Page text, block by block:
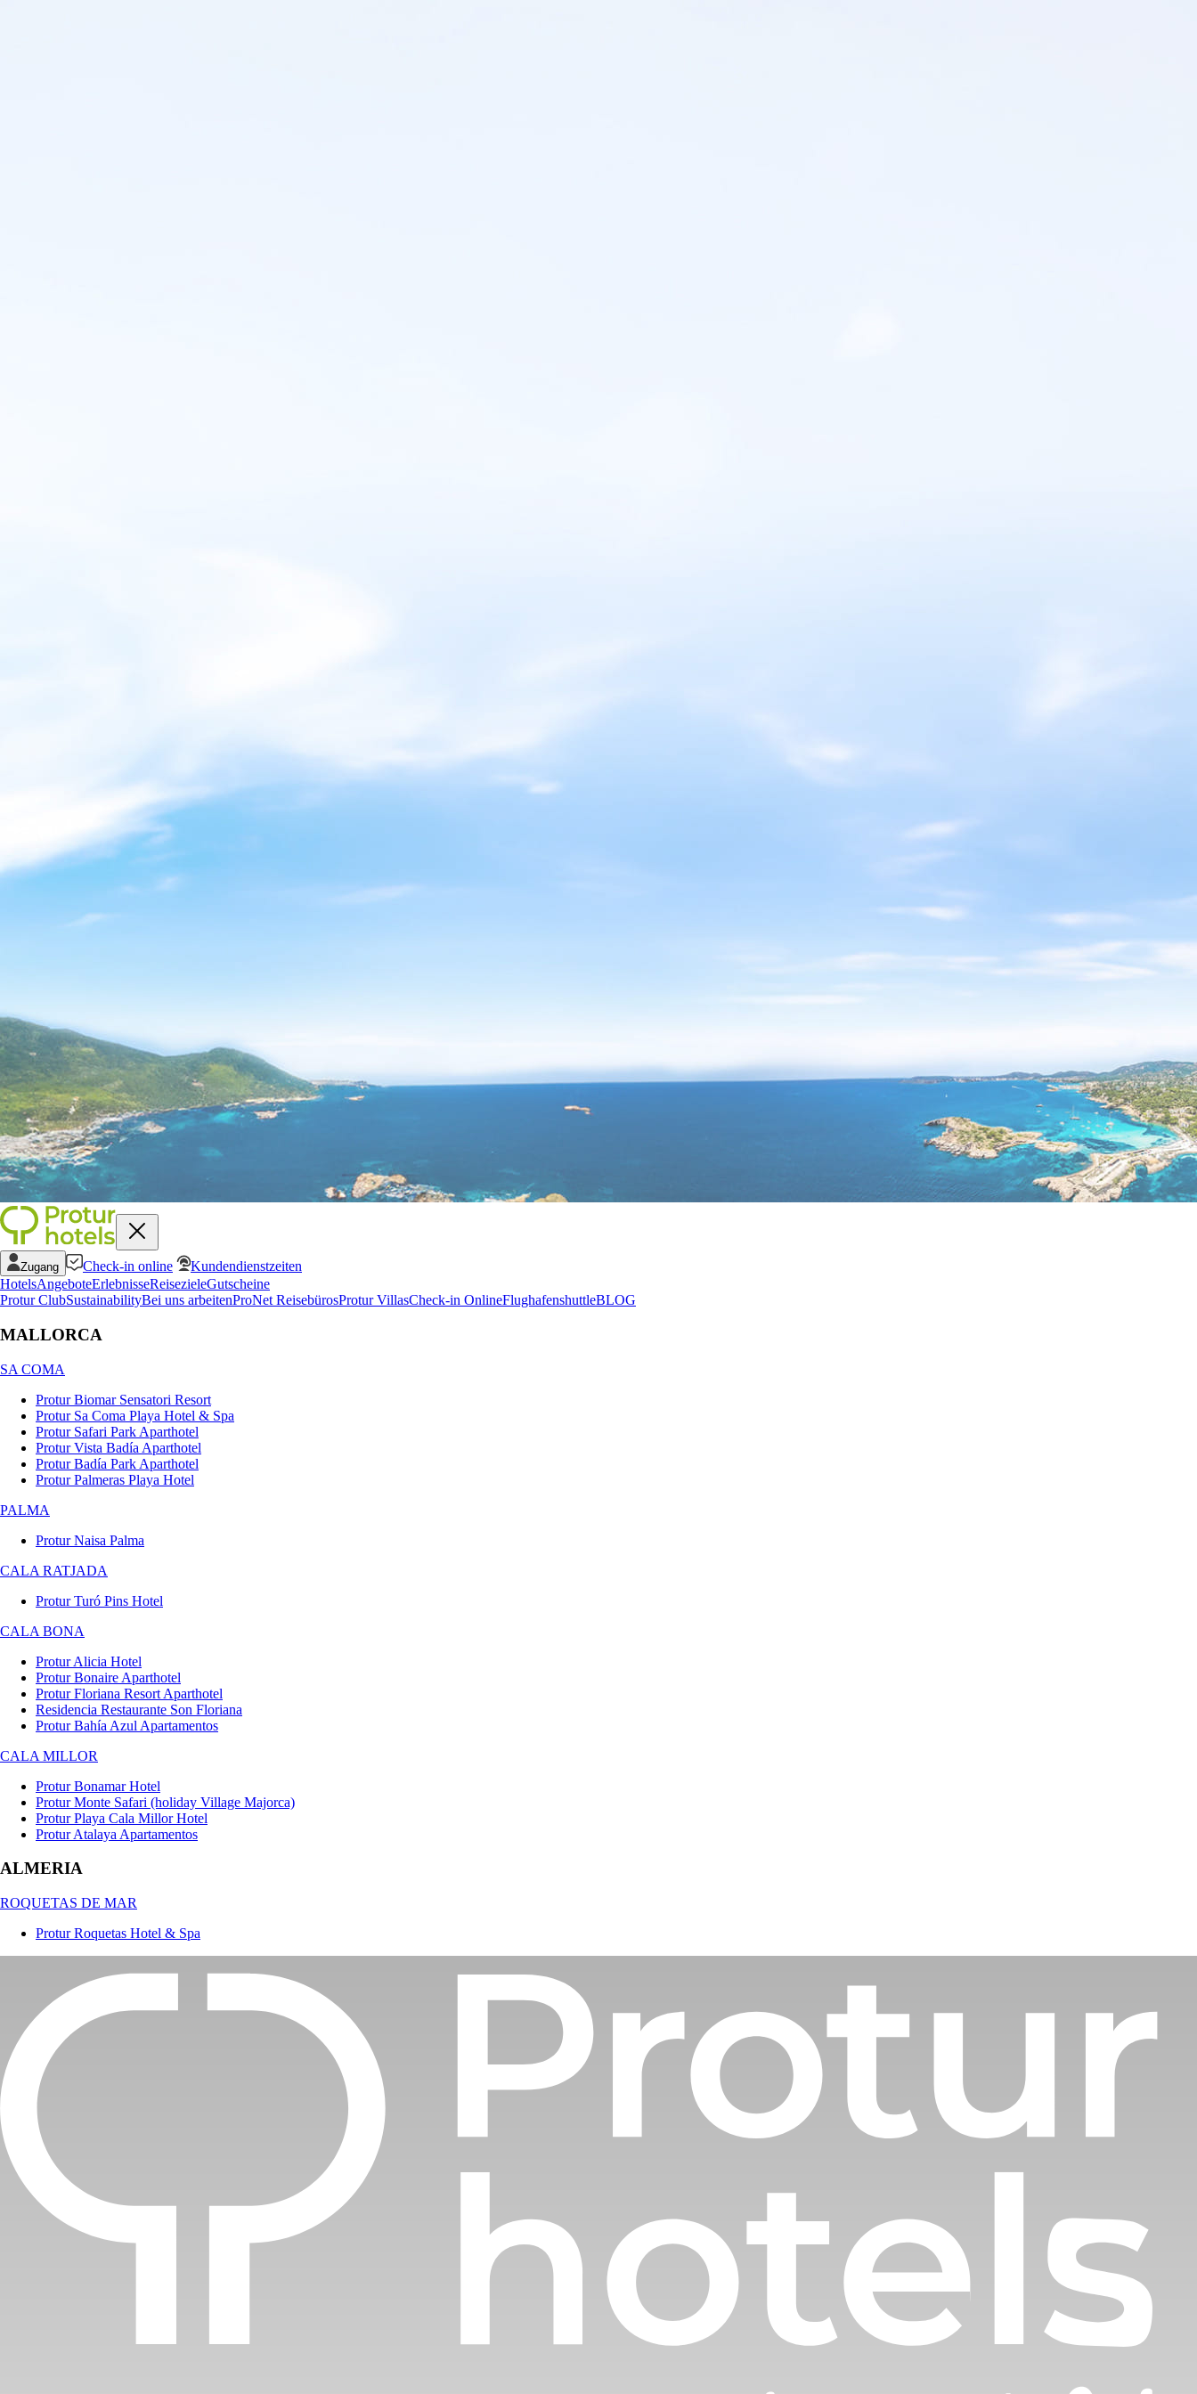
Zugang Check-in online
Kundendienstzeiten
HotelsAngeboteErlebnisseReisezieleGutscheine
Protur ClubSustainabilityBei uns arbeitenProNet ReisebürosProtur VillasCheck-in OnlineFlughafenshuttleBLOG
MALLORCA
SA COMA
Protur Biomar Sensatori Resort
Protur Sa Coma Playa Hotel & Spa
Protur Safari Park Aparthotel
Protur Vista Badía Aparthotel
Protur Badía Park Aparthotel
Protur Palmeras Playa Hotel
PALMA
Protur Naisa Palma
CALA RATJADA
Protur Turó Pins Hotel
CALA BONA
Protur Alicia Hotel
Protur Bonaire Aparthotel
Protur Floriana Resort Aparthotel
Residencia Restaurante Son Floriana
Protur Bahía Azul Apartamentos
CALA MILLOR
Protur Bonamar Hotel
Protur Monte Safari (holiday Village Majorca)
Protur Playa Cala Millor Hotel
Protur Atalaya Apartamentos
ALMERIA
ROQUETAS DE MAR
Protur Roquetas Hotel & Spa